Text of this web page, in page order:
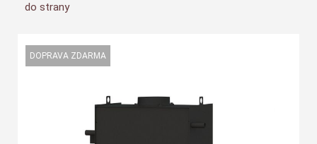
do strany